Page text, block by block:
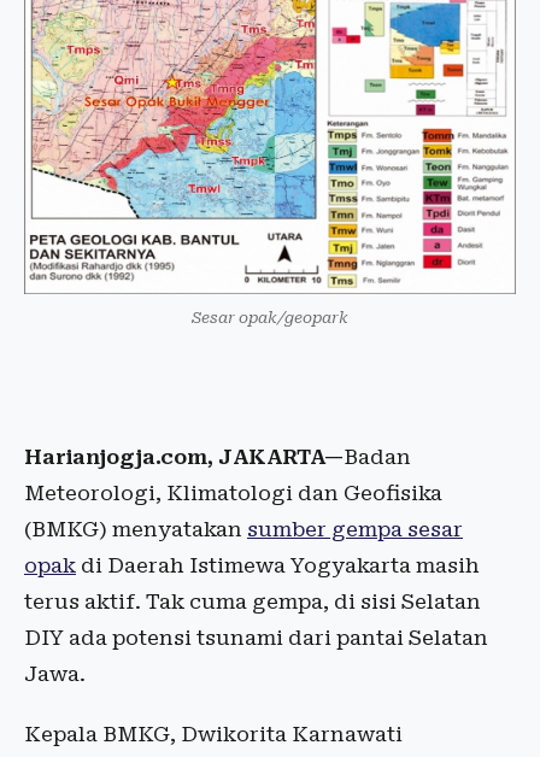
Sesar opak/geopark
Harianjogja.com, JAKARTA—Badan
Meteorologi, Klimatologi dan Geofisika
(BMKG) menyatakan sumber gempa sesar
opak di Daerah Istimewa Yogyakarta masih
terus aktif. Tak cuma gempa, di sisi Selatan
DIY ada potensi tsunami dari pantai Selatan
Jawa.
Kepala BMKG, Dwikorita Karnawati